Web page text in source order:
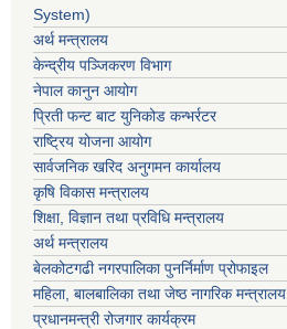
System)
अर्थ मन्त्रालय
केन्द्रीय पञ्जिकरण विभाग
नेपाल कानुन आयोग
प्रिती फन्ट बाट युनिकोड कन्भर्रटर
राष्ट्रिय योजना आयोग
सार्वजनिक खरिद अनुगमन कार्यालय
कृषि विकास मन्त्रालय
शिक्षा, विज्ञान तथा प्रविधि मन्त्रालय
अर्थ मन्त्रालय
बेलकोटगढी नगरपालिका पुनर्निर्माण प्रोफाइल
महिला, बालबालिका तथा जेष्ठ नागरिक मन्त्रालय
प्रधानमन्त्री रोजगार कार्यक्रम